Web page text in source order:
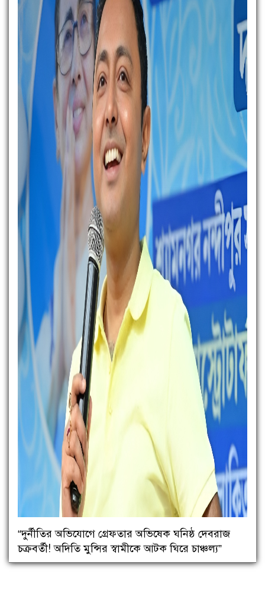
“দুর্নীতির অভিযোগে গ্রেফতার অভিষেক ঘনিষ্ঠ দেবরাজ
চক্রবর্তী! অদিতি মুন্সির স্বামীকে আটক ঘিরে চাঞ্চল্য”